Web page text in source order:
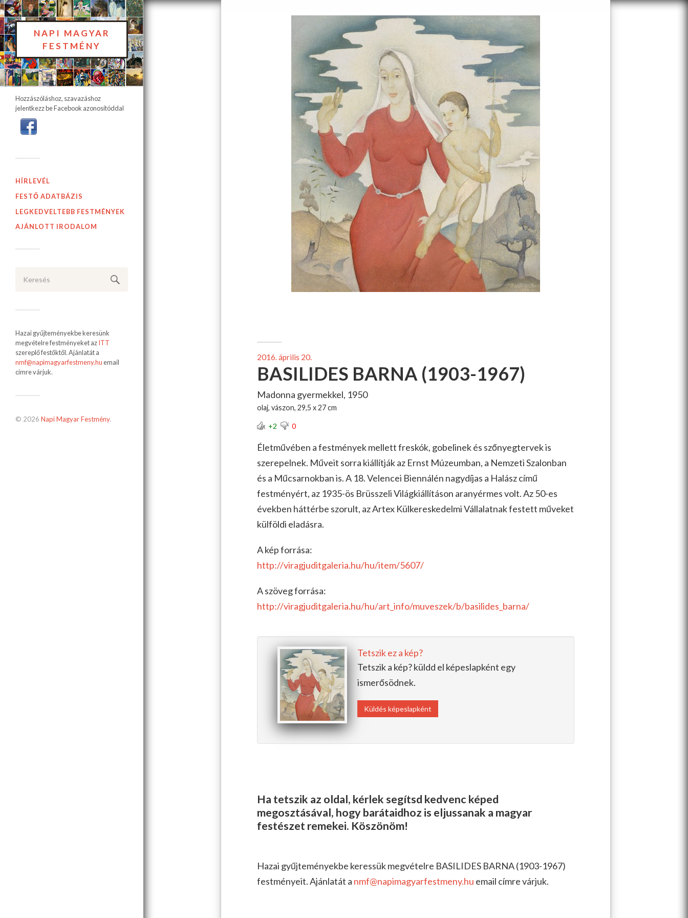
NAPI MAGYAR
FESTMÉNY
Hozzászóláshoz, szavazáshoz
jelentkezz be Facebook azonosítóddal
HÍRLEVÉL
FESTŐ ADATBÁZIS
LEGKEDVELTEBB FESTMÉNYEK
AJÁNLOTT IRODALOM
Hazai gyűjteményekbe keresünk
megvételre festményeket azITT
szereplő festőktől. Ajánlatát a
nmf@napimagyarfestmeny.hu email
címre várjuk.
© 2026 Napi Magyar Festmény.
2016. április 20.
BASILIDES BARNA (1903-1967)
Madonna gyermekkel, 1950
olaj, vászon, 29,5 x 27 cm
+2 0
Életművében a festmények mellett freskók, gobelinek és szőnyegtervek is
szerepelnek. Műveit sorra kiállítják az Ernst Múzeumban, a Nemzeti Szalonban
és a Műcsarnokban is. A 18. Velencei Biennálén nagydíjas a Halász című
festményért, az 1935-ös Brüsszeli Világkiállításon aranyérmes volt. Az 50-es
években háttérbe szorult, az Artex Külkereskedelmi Vállalatnak festett műveket
külföldi eladásra.
A kép forrása:
http://viragjuditgaleria.hu/hu/item/5607/
A szöveg forrása:
http://viragjuditgaleria.hu/hu/art_info/muveszek/b/basilides_barna/
Tetszik ez a kép?
Tetszik a kép? küldd el képeslapként egy
ismerősödnek.
Küldés képeslapként
Ha tetszik az oldal, kérlek segítsd kedvenc képed
megosztásával, hogy barátaidhoz is eljussanak a magyar
festészet remekei. Köszönöm!
Hazai gyűjteményekbe keressük megvételre BASILIDES BARNA (1903-1967)
festményeit. Ajánlatát a nmf@napimagyarfestmeny.hu email címre várjuk.